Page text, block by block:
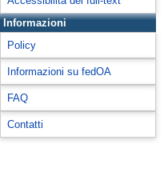
Informazioni
Policy
Informazioni su fedOA
FAQ
Contatti